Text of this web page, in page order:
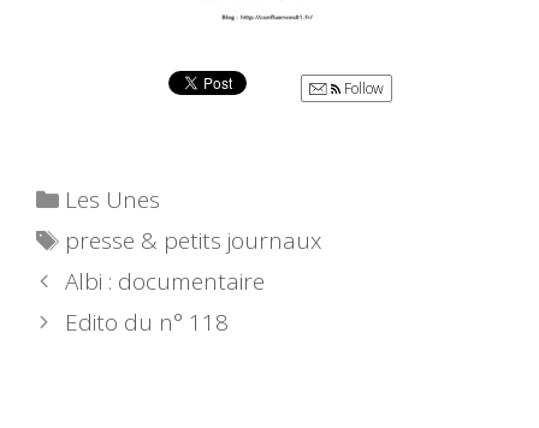
Follow
Catégories
Les Unes
Étiquettes
presse & petits journaux
Albi : documentaire
Edito du n° 118